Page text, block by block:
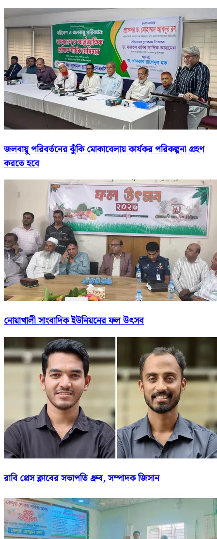
জলবায়ু পরিবর্তনের ঝুঁকি মোকাবেলায় কার্যকর পরিকল্পনা গ্রহণ
করতে হবে
নোয়াখালী সাংবাদিক ইউনিয়নের ফল উৎসব
রাবি প্রেস ক্লাবের সভাপতি ধ্রুব, সম্পাদক জিসান